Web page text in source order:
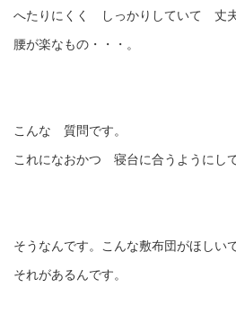
へたりにくく しっかりしていて 丈夫
腰が楽なもの・・・。
こんな 質問です。
これになおかつ 寝台に合うようにし
そうなんです。こんな敷布団がほしい
それがあるんです。